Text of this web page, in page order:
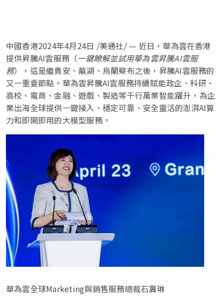
中國香港2024年4月24日 /美通社/ — 近日，華為雲在香港
提供昇騰AI雲服務（一鍵瞭解並試用華為雲昇騰AI雲服
務），這是繼貴安、蕪湖、烏蘭察布之後，昇騰AI雲服務的
又一重要節點。華為雲昇騰AI雲服務持續賦能政企、科研、
高校、電商、金融、遊戲、製造等千行萬業智能躍升，為企
業出海全球提供一鍵接入、穩定可靠、安全靈活的澎湃AI算
力和即開即用的大模型服務。
華為雲全球Marketing與銷售服務總裁石冀琳